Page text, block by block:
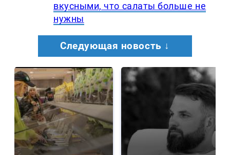
вкусными, что салаты больше не
нужны
Следующая новость ↓